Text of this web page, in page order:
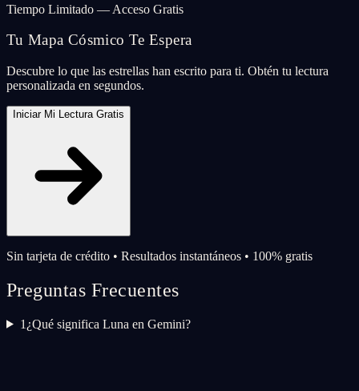
Tiempo Limitado — Acceso Gratis
Tu Mapa Cósmico Te Espera
Descubre lo que las estrellas han escrito para ti. Obtén tu lectura
personalizada en segundos.
Iniciar Mi Lectura Gratis
Sin tarjeta de crédito • Resultados instantáneos • 100% gratis
Preguntas Frecuentes
1 ¿Qué significa Luna en Gemini?